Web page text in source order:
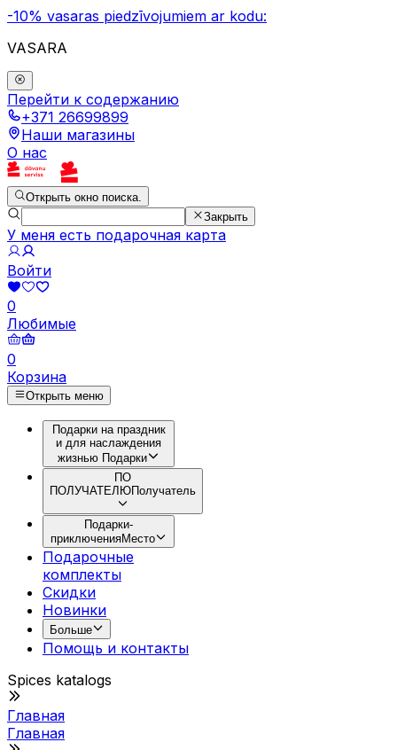
-10% vasaras piedzīvojumiem ar kodu:
VASARA
Перейти к содержанию
+371 26699899
Наши магазины
О нас
Открыть окно поиска.
Закрыть
У меня есть подарочная карта
Войти
0
Любимые
0
Корзина
Открыть меню
Подарки на праздник
и для наслаждения
жизнью Подарки
ПО
ПОЛУЧАТЕЛЮПолучатель
Подарки-
приключенияМесто
Подарочные
комплекты
Скидки
Новинки
Больше
Помощь и контакты
Spices katalogs
Главная
Главная